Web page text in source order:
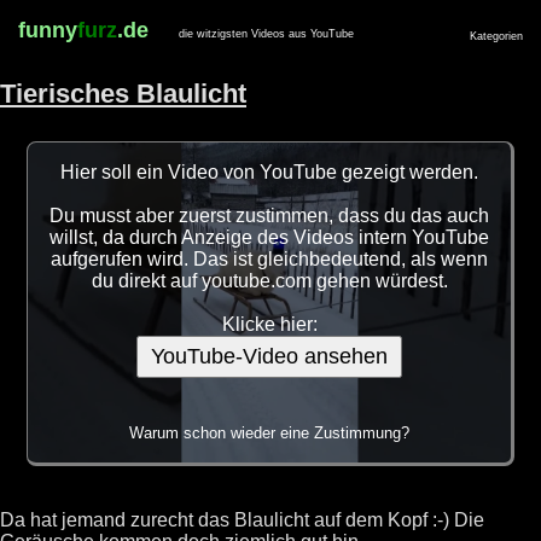
funnyfurz.de die witzigsten Videos aus YouTube Kategorien
Tierisches Blaulicht
Hier soll ein Video von YouTube gezeigt werden.
Du musst aber zuerst zustimmen, dass du das auch
willst, da durch Anzeige des Videos intern YouTube
aufgerufen wird. Das ist gleichbedeutend, als wenn
du direkt auf youtube.com gehen würdest.
Klicke hier:
YouTube-Video ansehen
Warum schon wieder eine Zustimmung?
Da hat jemand zurecht das Blaulicht auf dem Kopf :-) Die